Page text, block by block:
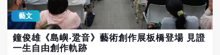
藝文
鐘俊雄《島嶼‧跫音》藝術創作展板橋登場 見證
一生自由創作軌跡